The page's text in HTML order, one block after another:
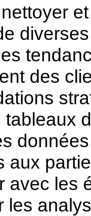
des
tableaux
aux
avec les
les